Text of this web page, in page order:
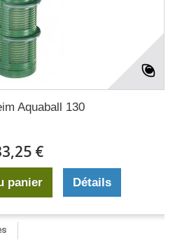
Aquaball 130
€
panier Détails